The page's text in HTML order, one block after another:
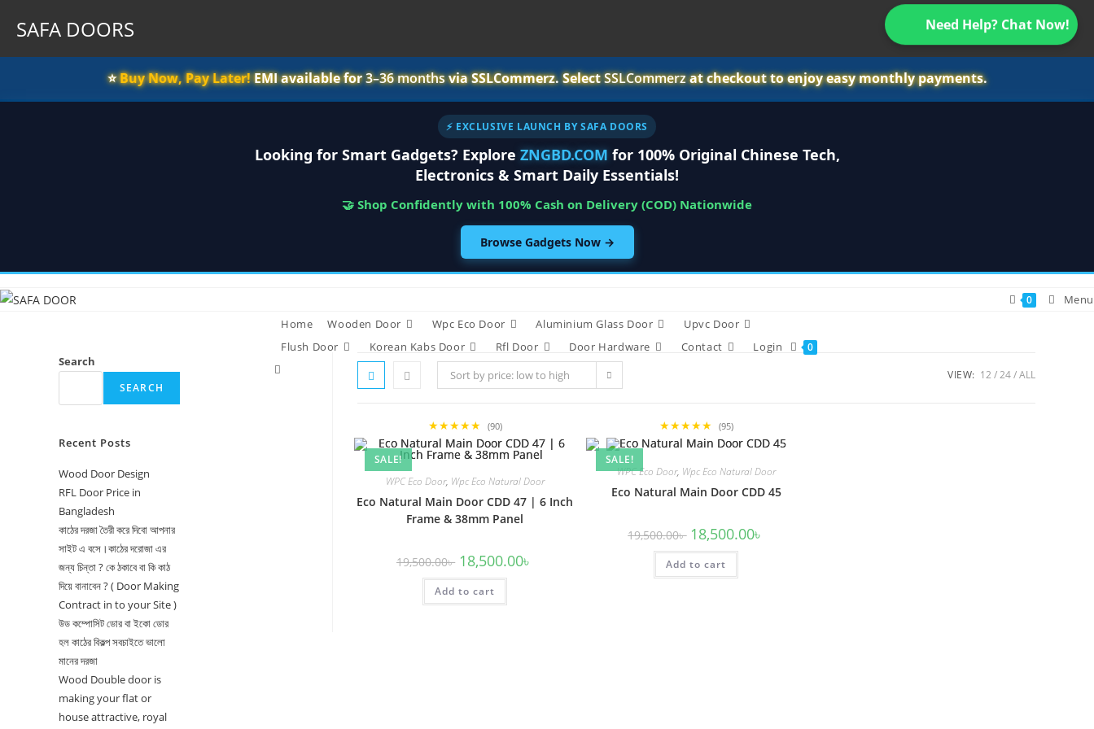
SAFA DOORS Need Help? Chat Now!
⭐️Buy Now, Pay Later!EMI available for3–36 monthsvia SSLCommerz. SelectSSLCommerzat checkout to enjoy easy monthly payments.
⚡ EXCLUSIVE LAUNCH BY SAFA DOORS
Looking for Smart Gadgets? Explore ZNGBD.COM for 100% Original Chinese Tech,
Electronics & Smart Daily Essentials!
🤝 Shop Confidently with 100% Cash on Delivery (COD) Nationwide
Browse Gadgets Now →
to
Home Wooden Door Wpc Eco Door Aluminium Glass Door
Upvc Door
Flush Door
Korean Kabs Door Rfl Door Door Hardware Contact Login 0
Toggle
0 Menu
Sort by price: low to high VIEW: 12 24 ALL
★★★★★ (90)
SALE!
WPC Eco Door, Wpc Eco Natural Door
Eco Natural Main Door CDD 47 | 6 Inch
Frame & 38mm Panel
19,500.00৳ Original
price
was:
19,500.00৳ .
18,500.00৳
Add to cart
★★★★★ (95)
SALE!
WPC Eco Door, Wpc Eco Natural Door
Eco Natural Main Door CDD 45
19,500.00৳ Original
price
was:
19,500.00৳ .
18,500.00৳
Add to cart
Search
SEARCH
Recent Posts
Wood Door Design
RFL Door Price in
Bangladesh
কাঠের দরজা তৈরী করে দিবো আপনার
সাইট এ বসে।কাঠের দরোজা এর
জন্য চিন্তা ? কে ঠকাবে বা কি কাঠ
দিয়ে বানাবেন ? ( Door Making
Contract in to your Site )
উড কম্পোসিট ডোর বা ইকো ডোর
হল কাঠের বিকল্প সবচাইতে ভালো
মানের দরজা
Wood Double door is
making your flat or
house attractive, royal